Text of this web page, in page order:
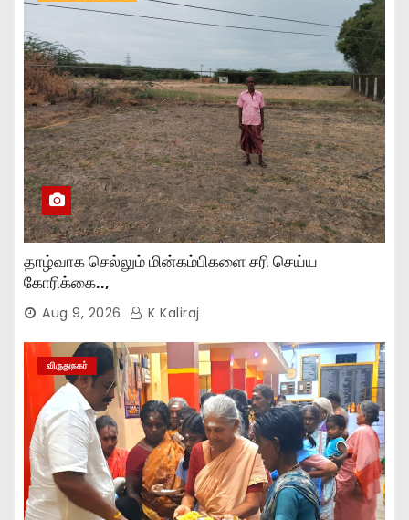
தாழ்வாக செல்லும் மின்கம்பிகளை சரி செய்ய
கோரிக்கை..,
Aug 9, 2026 K Kaliraj
விருதுநகர்